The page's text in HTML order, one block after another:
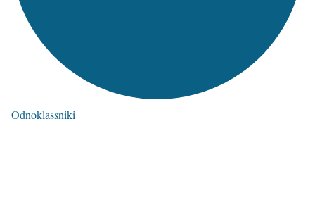
Odnoklassniki